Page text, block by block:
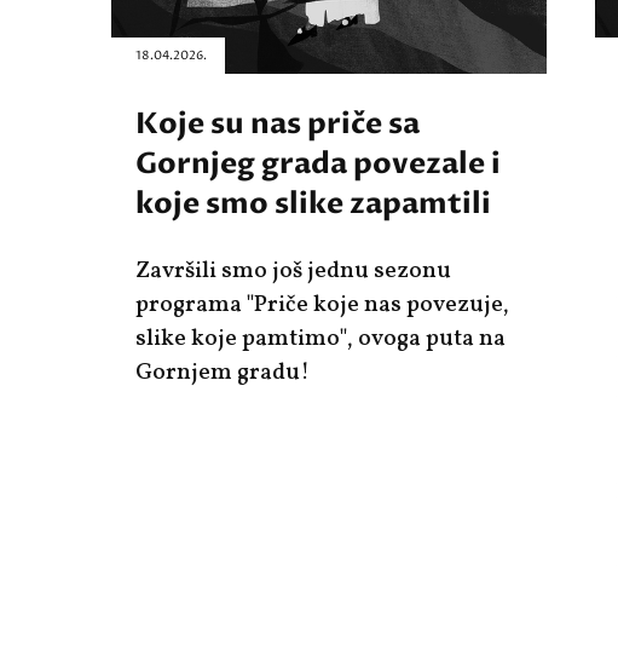
18.04.2026.
Koje su nas priče sa
Gornjeg grada povezale i
koje smo slike zapamtili
Završili smo još jednu sezonu
programa "Priče koje nas povezuje,
slike koje pamtimo", ovoga puta na
Gornjem gradu!